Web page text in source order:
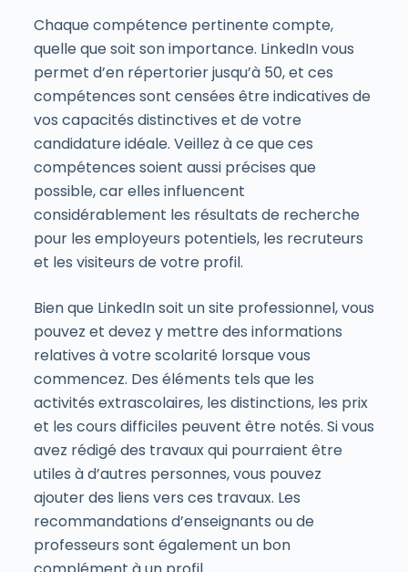
Chaque compétence pertinente compte,
quelle que soit son importance. LinkedIn vous
permet d’en répertorier jusqu’à 50, et ces
compétences sont censées être indicatives de
vos capacités distinctives et de votre
candidature idéale. Veillez à ce que ces
compétences soient aussi précises que
possible, car elles influencent
considérablement les résultats de recherche
pour les employeurs potentiels, les recruteurs
et les visiteurs de votre profil.
Bien que LinkedIn soit un site professionnel, vous
pouvez et devez y mettre des informations
relatives à votre scolarité lorsque vous
commencez. Des éléments tels que les
activités extrascolaires, les distinctions, les prix
et les cours difficiles peuvent être notés. Si vous
avez rédigé des travaux qui pourraient être
utiles à d’autres personnes, vous pouvez
ajouter des liens vers ces travaux. Les
recommandations d’enseignants ou de
professeurs sont également un bon